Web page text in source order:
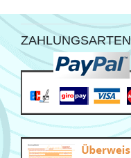
ZAHLUNGSARTEN